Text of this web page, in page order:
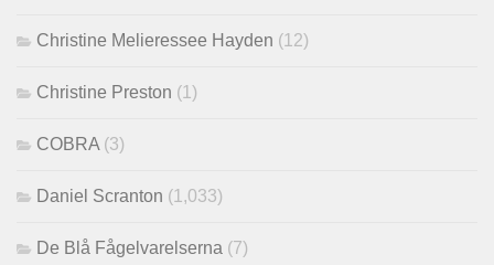
Christine Melieressee Hayden (12)
Christine Preston (1)
COBRA (3)
Daniel Scranton (1,033)
De Blå Fågelvarelserna (7)